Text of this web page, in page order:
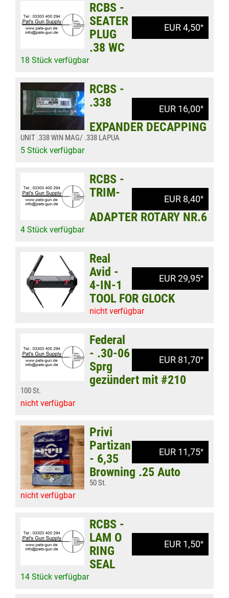
EUR 4,50*
RCBS -
SEATER
PLUG
.38 WC
18 Stück verfügbar
EUR 16,00*
RCBS -
.338
EXPANDER DECAPPING
UNIT .338 WIN MAG/ .338 LAPUA
5 Stück verfügbar
EUR 8,40*
RCBS -
TRIM-
ADAPTER ROTARY NR.6
4 Stück verfügbar
EUR 29,95*
Real
Avid -
4-IN-1
TOOL FOR GLOCK
nicht verfügbar
EUR 81,70*
Federal
- .30-06
Sprg
gezündert mit #210
100 St.
nicht verfügbar
EUR 11,75*
Privi
Partizan
- 6,35
Browning .25 Auto
50 St.
nicht verfügbar
EUR 1,50*
RCBS -
LAM O
RING
SEAL
14 Stück verfügbar